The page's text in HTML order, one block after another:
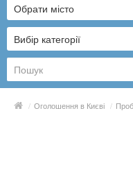
Русский
Українська
Вибір категорії
Обрати місто
/ Оголошення в Києві /